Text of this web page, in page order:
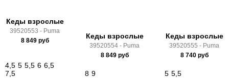
Кеды взрослые
39520553 - Puma
8 849руб
4,5 5 5,5 6 6,5
7,5
Кеды взрослые
39520554 - Puma
8 849руб
8 9
Кеды взрослые
39520555 - Puma
8 740руб
5 5,5